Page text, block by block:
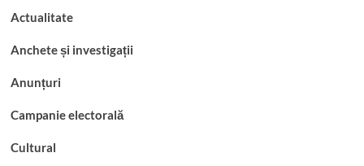
Actualitate
Anchete și investigații
Anunțuri
Campanie electorală
Cultural